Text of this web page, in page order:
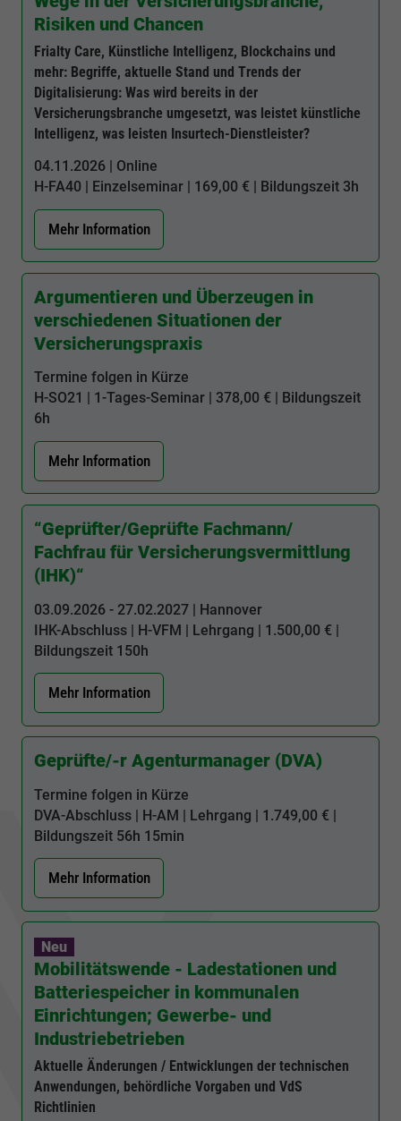
Risiken und Chancen
Frialty Care, Künstliche Intelligenz, Blockchains und
mehr: Begriffe, aktuelle Stand und Trends der
Digitalisierung: Was wird bereits in der
Versicherungsbranche umgesetzt, was leistet künstliche
Intelligenz, was leisten Insurtech-Dienstleister?
04.11.2026 | Online
H-FA40 | Einzelseminar | 169,00 € | Bildungszeit 3h
Mehr Information
Argumentieren und Überzeugen in
verschiedenen Situationen der
Versicherungspraxis
Termine folgen in Kürze
H-SO21
| 1-Tages-Seminar | 378,00 € | Bildungszeit
6h
Mehr Information
“Geprüfter/Geprüfte Fachmann/
Fachfrau für Versicherungsvermittlung
(IHK)“
03.09.2026 - 27.02.2027 | Hannover
IHK-Abschluss | H-VFM | Lehrgang | 1.500,00 € |
Bildungszeit 150h
Mehr Information
Geprüfte/-r Agenturmanager (DVA)
Termine folgen in Kürze
DVA-Abschluss | H-AM | Lehrgang | 1.749,00 € |
Bildungszeit 56h 15min
Mehr Information
Neu
Mobilitätswende - Ladestationen und
Batteriespeicher in kommunalen
Einrichtungen; Gewerbe- und
Industriebetrieben
Aktuelle Änderungen / Entwicklungen der technischen
Anwendungen, behördliche Vorgaben und VdS
Richtlinien
Zweck
generierte ID, für die historische
Einstellungen, falls der Webseiten-Betreiber
dies eingestellt hat.
Name fe_typo3_user
Anbieter BWV Hannover
Laufzeit Sitzungsende
Zweck
Speicherung der Benutzer-ID bei
Laufzeit 2 Jahre
Zweck
Sammelt Daten dazu, wie oft ein Benutzer
eine Website besucht hat, sowie Daten für
den ersten und letzten Besuch. Von Google
Analytics verwendet.
Name _gid
Anbieter Google Analytics
Laufzeit 1 Tag
Registriert eine eindeutige ID, die verwendet
Besucher die Website nutzt, zu generieren.